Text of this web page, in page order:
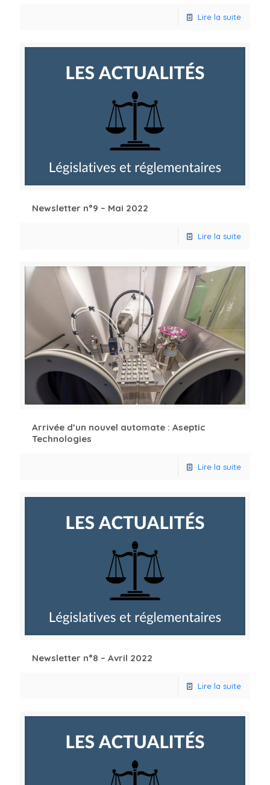
Lire la suite
Newsletter n°9 – Mai 2022
Lire la suite
Arrivée d’un nouvel automate : Aseptic
Technologies
Lire la suite
Newsletter n°8 – Avril 2022
Lire la suite